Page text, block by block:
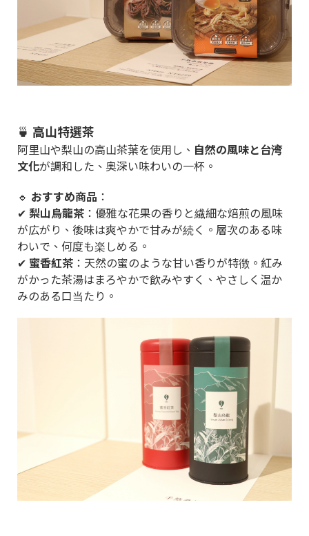
🍵 高山特選茶
阿里山や梨山の高山茶葉を使用し、 自然の風味と台湾
文化が調和した、奥深い味わいの一杯。
🔹 おすすめ商品 ：
✔ 梨山烏龍茶 ：優雅な花果の香りと繊細な焙煎の風味
が広がり、後味は爽やかで甘みが続く。層次のある味
わいで、何度も楽しめる。
✔ 蜜香紅茶 ：天然の蜜のような甘い香りが特徴。紅み
がかった茶湯はまろやかで飲みやすく、やさしく温か
みのある口当たり。